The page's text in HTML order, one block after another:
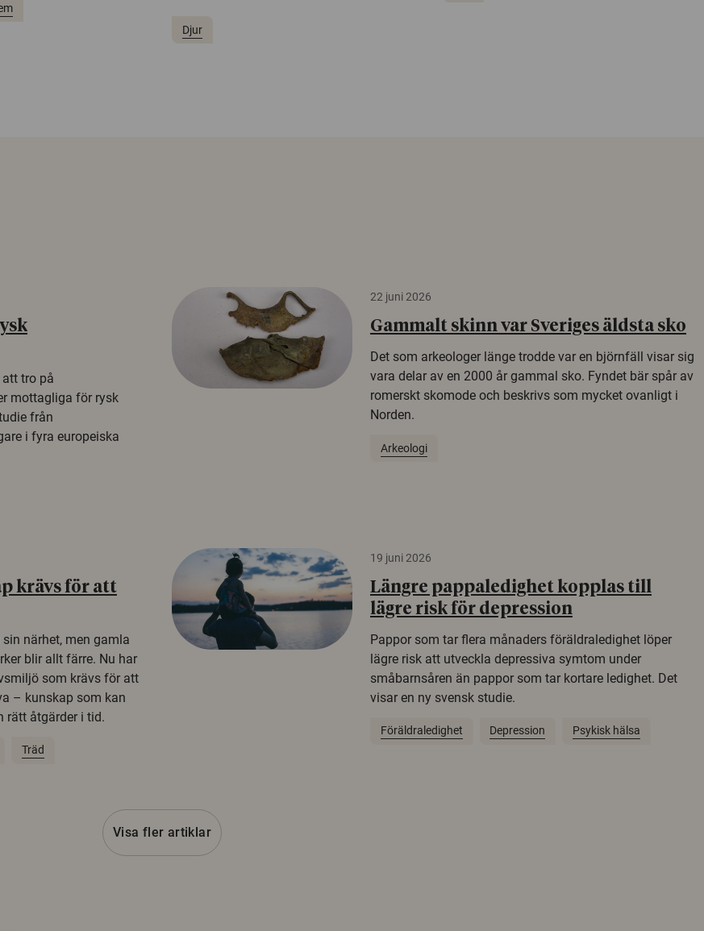
Djur
tro på
mottagliga för rysk
från
i fyra europeiska
22 juni 2026
Gammalt skinn var Sveriges äldsta sko
Det som arkeologer länge trodde var en björnfäll visar sig
vara delar av en 2000 år gammal sko. Fyndet bär spår av
romerskt skomode och beskrivs som mycket ovanligt i
Norden.
Arkeologi
krävs för att
sin närhet, men gamla
blir allt färre. Nu har
som krävs för att
– kunskap som kan
rätt åtgärder i tid.
Träd
19 juni 2026
Längre pappaledighet kopplas till
lägre risk för depression
Pappor som tar flera månaders föräldraledighet löper
lägre risk att utveckla depressiva symtom under
småbarnsåren än pappor som tar kortare ledighet. Det
visar en ny svensk studie.
Föräldraledighet Depression Psykisk hälsa
Visa fler artiklar